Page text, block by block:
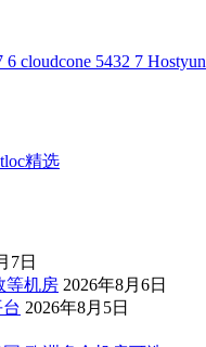
6 cloudcone 5432 7 Hostyun
精选
7日
等机房 2026年8月6日
2026年8月5日